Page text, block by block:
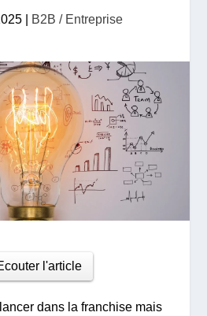
B2B / Entreprise
l'article
dans la franchise mais